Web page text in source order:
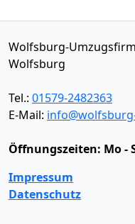
Wolfsburg-
Wolfsburg
Tel.: 01579-2482363
E-Mail:
Öffnungszeiten: Mo -
Impressum
Datenschutz